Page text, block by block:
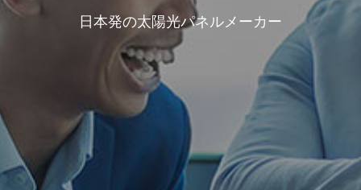
日本発の太陽光パネルメーカー